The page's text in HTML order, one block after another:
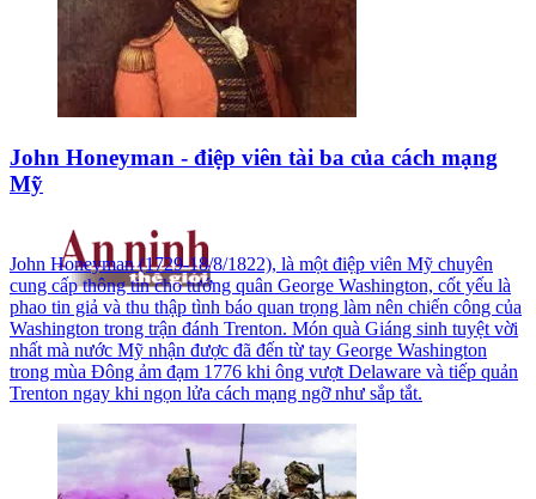
John Honeyman - điệp viên tài ba của cách mạng
Mỹ
John Honeyman (1729-18/8/1822), là một điệp viên Mỹ chuyên
cung cấp thông tin cho tướng quân George Washington, cốt yếu là
phao tin giả và thu thập tình báo quan trọng làm nên chiến công của
Washington trong trận đánh Trenton. Món quà Giáng sinh tuyệt vời
nhất mà nước Mỹ nhận được đã đến từ tay George Washington
trong mùa Đông ảm đạm 1776 khi ông vượt Delaware và tiếp quản
Trenton ngay khi ngọn lửa cách mạng ngỡ như sắp tắt.